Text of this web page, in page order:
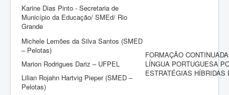
Karine Dias Pinto - Secretaria de
Município da Educação/ SMEd/ Rio
Grande
Michele Lemões da Silva Santos (SMED
– Pelotas)
Marion Rodrigues Dariz – UFPEL
Lilian Rojahn Hartvig Pieper (SMED –
Pelotas)
FORMAÇÃO
LÍNGUA PORTUGUESA
ESTRATÉGIAS HÍBRIDAS